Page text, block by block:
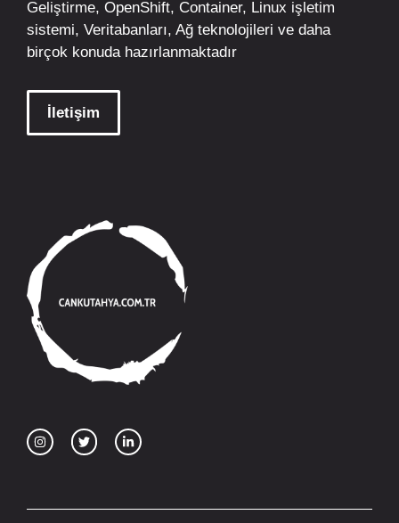
Geliştirme, OpenShift, Container, Linux işletim
sistemi, Veritabanları, Ağ teknolojileri ve daha
birçok konuda hazırlanmaktadır
İletişim